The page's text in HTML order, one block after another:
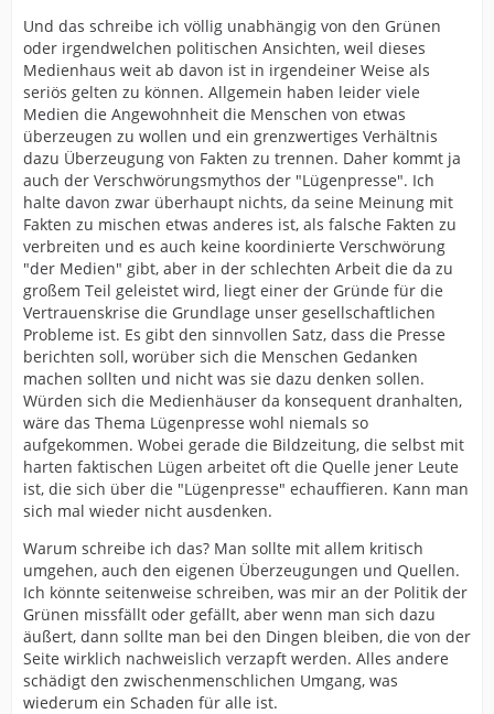
Und das schreibe ich völlig unabhängig von den Grünen
oder irgendwelchen politischen Ansichten, weil dieses
Medienhaus weit ab davon ist in irgendeiner Weise als
seriös gelten zu können. Allgemein haben leider viele
Medien die Angewohnheit die Menschen von etwas
überzeugen zu wollen und ein grenzwertiges Verhältnis
dazu Überzeugung von Fakten zu trennen. Daher kommt ja
auch der Verschwörungsmythos der "Lügenpresse". Ich
halte davon zwar überhaupt nichts, da seine Meinung mit
Fakten zu mischen etwas anderes ist, als falsche Fakten zu
verbreiten und es auch keine koordinierte Verschwörung
"der Medien" gibt, aber in der schlechten Arbeit die da zu
großem Teil geleistet wird, liegt einer der Gründe für die
Vertrauenskrise die Grundlage unser gesellschaftlichen
Probleme ist. Es gibt den sinnvollen Satz, dass die Presse
berichten soll, worüber sich die Menschen Gedanken
machen sollten und nicht was sie dazu denken sollen.
Würden sich die Medienhäuser da konsequent dranhalten,
wäre das Thema Lügenpresse wohl niemals so
aufgekommen. Wobei gerade die Bildzeitung, die selbst mit
harten faktischen Lügen arbeitet oft die Quelle jener Leute
ist, die sich über die "Lügenpresse" echauffieren. Kann man
sich mal wieder nicht ausdenken.
Warum schreibe ich das? Man sollte mit allem kritisch
umgehen, auch den eigenen Überzeugungen und Quellen.
Ich könnte seitenweise schreiben, was mir an der Politik der
Grünen missfällt oder gefällt, aber wenn man sich dazu
äußert, dann sollte man bei den Dingen bleiben, die von der
Seite wirklich nachweislich verzapft werden. Alles andere
schädigt den zwischenmenschlichen Umgang, was
wiederum ein Schaden für alle ist.